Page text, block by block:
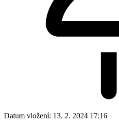
Datum vložení: 13. 2. 2024 17:16